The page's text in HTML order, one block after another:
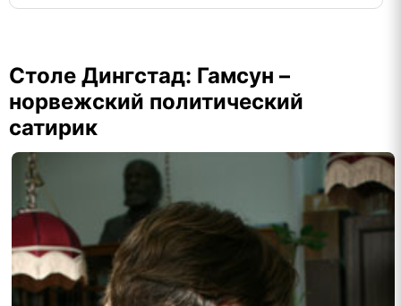
Столе Дингстад: Гамсун –
норвежский политический
сатирик